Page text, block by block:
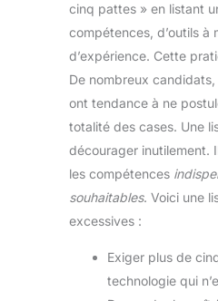
cinq pattes » en listant
compétences, d’outils à
d’expérience. Cette
De nombreux
ont tendance à ne
totalité des cases. Une
décourager inutilement.
les compétences
souhaitables. Voici une
excessives :
Exiger plus de
technologie qui